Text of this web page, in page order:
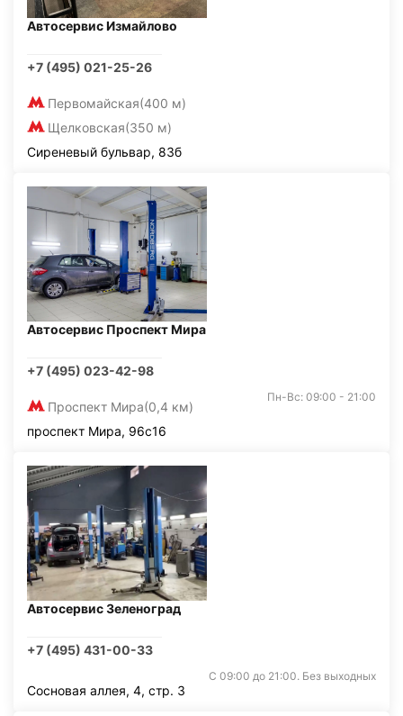
Автосервис Измайлово
+7 (495) 021-25-26
Первомайская(400 м)
Щелковская(350 м)
Сиреневый бульвар, 83б
Автосервис Проспект Мира
+7 (495) 023-42-98
Проспект Мира(0,4 км)
Пн-Вс: 09:00 - 21:00
проспект Мира, 96с16
Автосервис Зеленоград
+7 (495) 431-00-33
С 09:00 до 21:00. Без выходных
Сосновая аллея, 4, стр. 3